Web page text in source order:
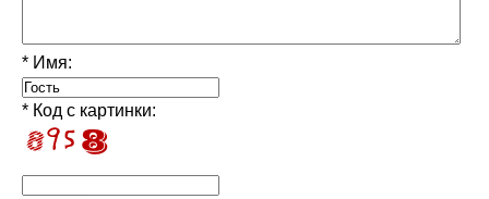
* Имя:
* Код с картинки: